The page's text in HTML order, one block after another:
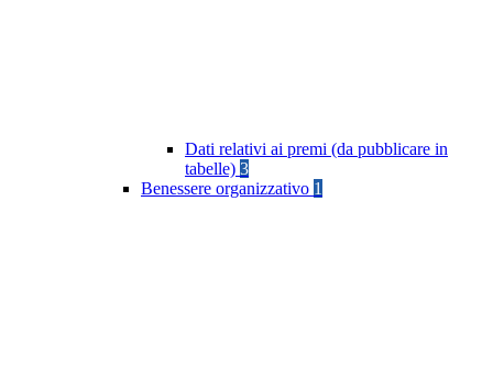
Dati relativi ai premi (da pubblicare in
tabelle) 3
Benessere organizzativo 1